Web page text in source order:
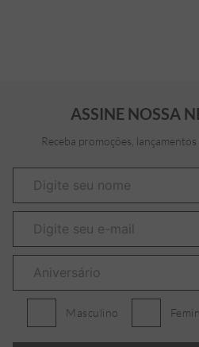
ASSINE NOSSA
Receba promoções,
Masculino